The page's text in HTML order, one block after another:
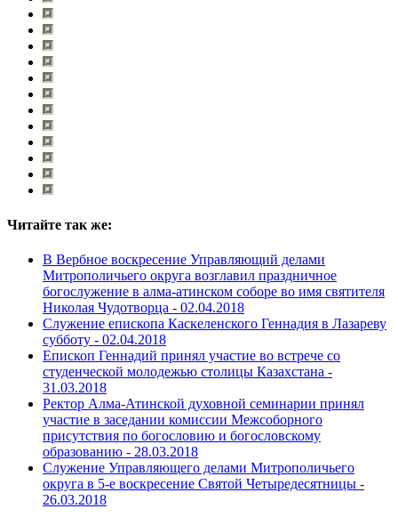
Читайте так же:
В Вербное воскресение Управляющий делами
Митрополичьего округа возглавил праздничное
богослужение в алма-атинском соборе во имя святителя
Николая Чудотворца - 02.04.2018
Служение епископа Каскеленского Геннадия в Лазареву
субботу - 02.04.2018
Епископ Геннадий принял участие во встрече со
студенческой молодежью столицы Казахстана -
31.03.2018
Ректор Алма-Атинской духовной семинарии принял
участие в заседании комиссии Межсоборного
присутствия по богословию и богословскому
образованию - 28.03.2018
Служение Управляющего делами Митрополичьего
округа в 5-е воскресение Святой Четыредесятницы -
26.03.2018